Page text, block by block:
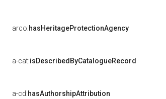
arco:hasHeritageProtectionAgency
a-cat:isDescribedByCatalogueRecord
a-cd:hasAuthorshipAttribution